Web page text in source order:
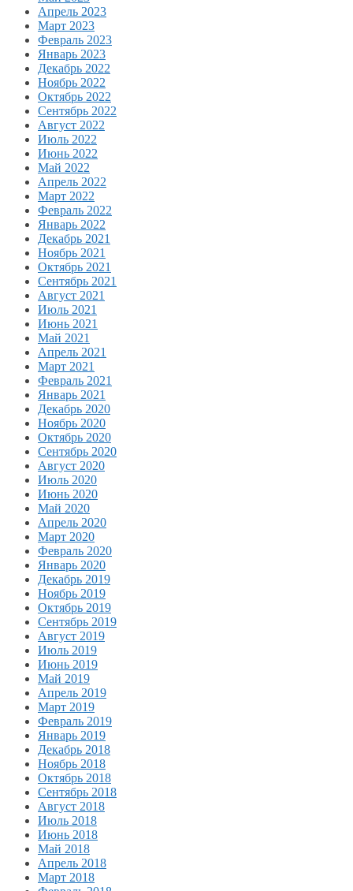
Апрель 2023
Март 2023
Февраль 2023
Январь 2023
Декабрь 2022
Ноябрь 2022
Октябрь 2022
Сентябрь 2022
Август 2022
Июль 2022
Июнь 2022
Май 2022
Апрель 2022
Март 2022
Февраль 2022
Январь 2022
Декабрь 2021
Ноябрь 2021
Октябрь 2021
Сентябрь 2021
Август 2021
Июль 2021
Июнь 2021
Май 2021
Апрель 2021
Март 2021
Февраль 2021
Январь 2021
Декабрь 2020
Ноябрь 2020
Октябрь 2020
Сентябрь 2020
Август 2020
Июль 2020
Июнь 2020
Май 2020
Апрель 2020
Март 2020
Февраль 2020
Январь 2020
Декабрь 2019
Ноябрь 2019
Октябрь 2019
Сентябрь 2019
Август 2019
Июль 2019
Июнь 2019
Май 2019
Апрель 2019
Март 2019
Февраль 2019
Январь 2019
Декабрь 2018
Ноябрь 2018
Октябрь 2018
Сентябрь 2018
Август 2018
Июль 2018
Июнь 2018
Май 2018
Апрель 2018
Март 2018